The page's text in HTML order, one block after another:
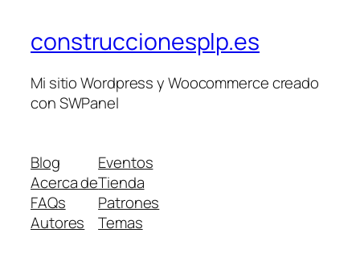
construccionesplp.es
Mi sitio Wordpress y Woocommerce creado
con SWPanel
Blog
Acerca de
FAQs
Autores
Eventos
Tienda
Patrones
Temas